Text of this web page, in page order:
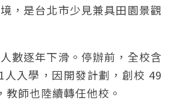
，是台北市少見兼具田園景觀
數逐年下滑。停辦前，全校含
入學，因開發計劃，創校 49
師也陸續轉任他校。